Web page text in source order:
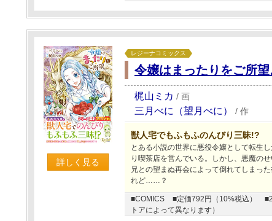
詳しく見る
レジーナコミックス
令嬢はまったりをご所望
梶山ミカ / 画
三月べに（望月べに） / 作
獣人宅でもふもふのんびり三昧!?
とある小説の世界に悪役令嬢として転生
り喫茶店を営んでいる。しかし、悪魔の
兄との望まぬ再会によって倒れてしまっ
れど……？
■COMICS ■定価792円（10%税込）
トアによって異なります）